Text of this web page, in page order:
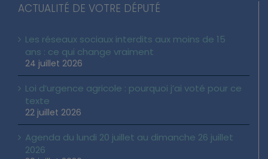
ACTUALITÉ DE VOTRE DÉPUTÉ
Les réseaux sociaux interdits aux moins de 15
ans : ce qui change vraiment
24 juillet 2026
Loi d’urgence agricole : pourquoi j’ai voté pour ce
texte
22 juillet 2026
Agenda du lundi 20 juillet au dimanche 26 juillet
2026